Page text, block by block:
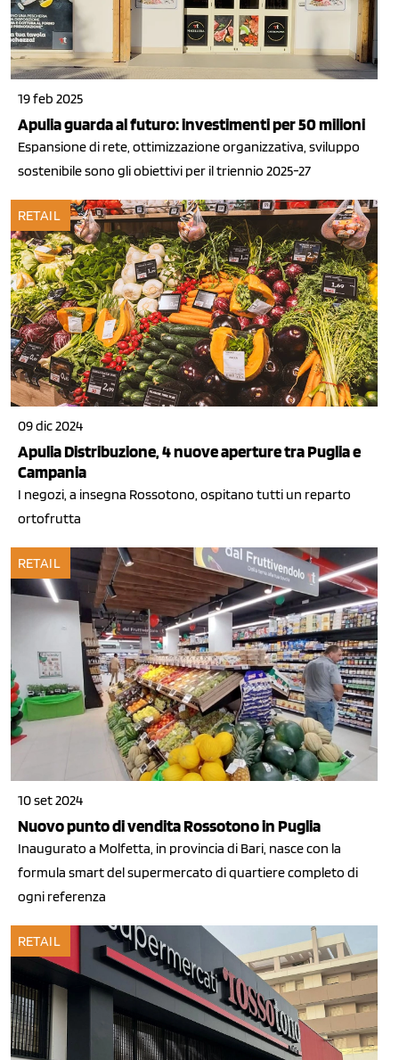
19 feb 2025
Apulia guarda al futuro: investimenti per 50 milioni
Espansione di rete, ottimizzazione organizzativa, sviluppo
sostenibile sono gli obiettivi per il triennio 2025-27
RETAIL
09 dic 2024
Apulia Distribuzione, 4 nuove aperture tra Puglia e
Campania
I negozi, a insegna Rossotono, ospitano tutti un reparto
ortofrutta
RETAIL
10 set 2024
Nuovo punto di vendita Rossotono in Puglia
Inaugurato a Molfetta, in provincia di Bari, nasce con la
formula smart del supermercato di quartiere completo di
ogni referenza
RETAIL